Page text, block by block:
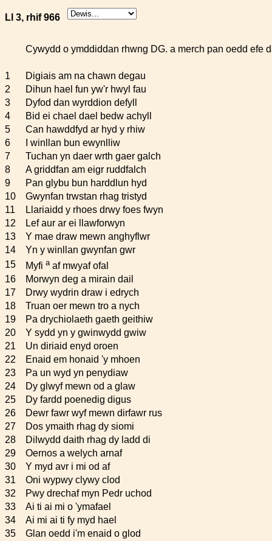
Ll 3, rhif 966
Cywydd o ymddiddan rhwng DG. a merch pan oedd efe
1
Digiais am na chawn degau
2
Dihun hael fun yw'r hwyl fau
3
Dyfod dan wyrddion defyll
4
Bid ei chael dael bedw achyll
5
Can hawddfyd ar hyd y rhiw
6
I winllan bun ewynlliw
7
Tuchan yn daer wrth gaer galch
8
A griddfan am eigr ruddfalch
9
Pan glybu bun harddlun hyd
10
Gwynfan trwstan rhag tristyd
11
Llariaidd y rhoes drwy foes fwyn
12
Lef aur ar ei llawforwyn
13
Y mae draw mewn anghyflwr
14
Yn y winllan gwynfan gwr
15
Myfi aaf mwyaf ofal
16
Morwyn deg a mirain dail
17
Drwy wydrin draw i edrych
18
Truan oer mewn tro a nych
19
Pa drychiolaeth gaeth geithiw
20
Y sydd yn y gwinwydd gwiw
21
Un diriaid enyd oroen
22
Enaid em honaid 'y mhoen
23
Pa un wyd yn penydiaw
24
Dy glwyf mewn od a glaw
25
Dy fardd poenedig digus
26
Dewr fawr wyf mewn dirfawr rus
27
Dos ymaith rhag dy siomi
28
Dilwydd daith rhag dy ladd di
29
Oernos a welych arnaf
30
Y myd avr i mi od af
31
Oni wypwy clywy clod
32
Pwy drechaf myn Pedr uchod
33
Ai ti ai mi o 'ymafael
34
Ai mi ai ti fy myd hael
35
Glan oedd i'm enaid o glod